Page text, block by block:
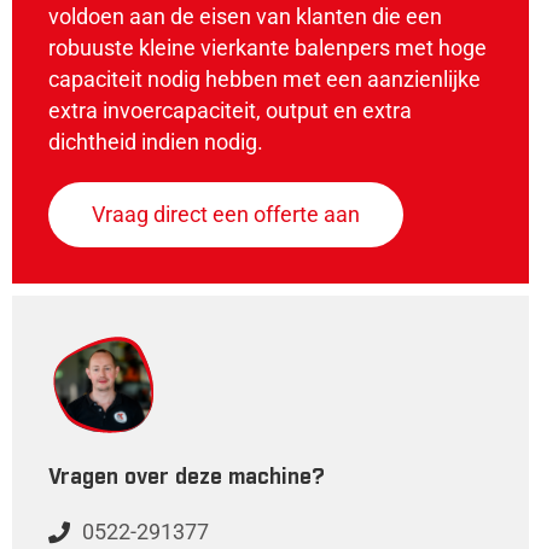
voldoen aan de eisen van klanten die een
robuuste kleine vierkante balenpers met hoge
capaciteit nodig hebben met een aanzienlijke
extra invoercapaciteit, output en extra
dichtheid indien nodig.
Vraag direct een offerte aan
Vragen over deze machine?
0522-291377